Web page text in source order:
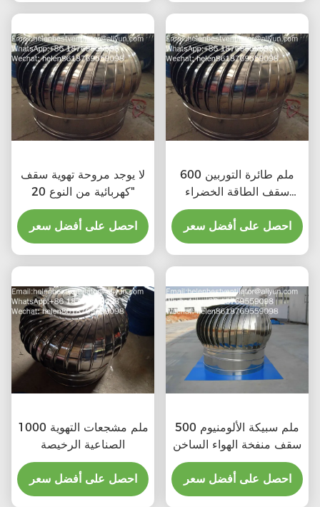
لا يوجد مروحة تهوية سقف
كهربائية من النوع 20"
احصل على أفضل سعر
600 ملم طائرة التوربين
سقف الطاقة الخضراء
مروحة الصرف الصحي
احصل على أفضل سعر
1000 ملم مشجعات التهوية
الصناعية الرخيصة
احصل على أفضل سعر
500 ملم سبيكة الألومنيوم
سقف منفخة الهواء الساخن
احصل على أفضل سعر